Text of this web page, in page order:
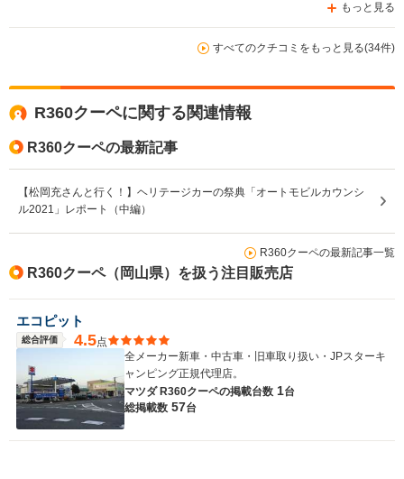
もっと見る
すべてのクチコミをもっと見る(34件)
R360クーペに関する関連情報
R360クーペの最新記事
【松岡充さんと行く！】ヘリテージカーの祭典「オートモビルカウンシ
ル2021」レポート（中編）
R360クーペの最新記事一覧
R360クーペ（岡山県）を扱う注目販売店
エコピット
総合評価 4.5点
全メーカー新車・中古車・旧車取り扱い・JPスターキ
ャンピング正規代理店。
マツダ R360クーペの掲載台数 1台
総掲載数 57台